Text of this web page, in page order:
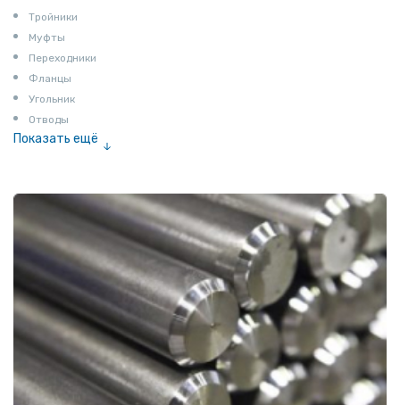
Тройники
Муфты
Переходники
Фланцы
Угольник
Отводы
Показать ещё
Соединение «американка»
Штуцеры
Сгоны
Удлинители для труб
Крестовины
Контргайки